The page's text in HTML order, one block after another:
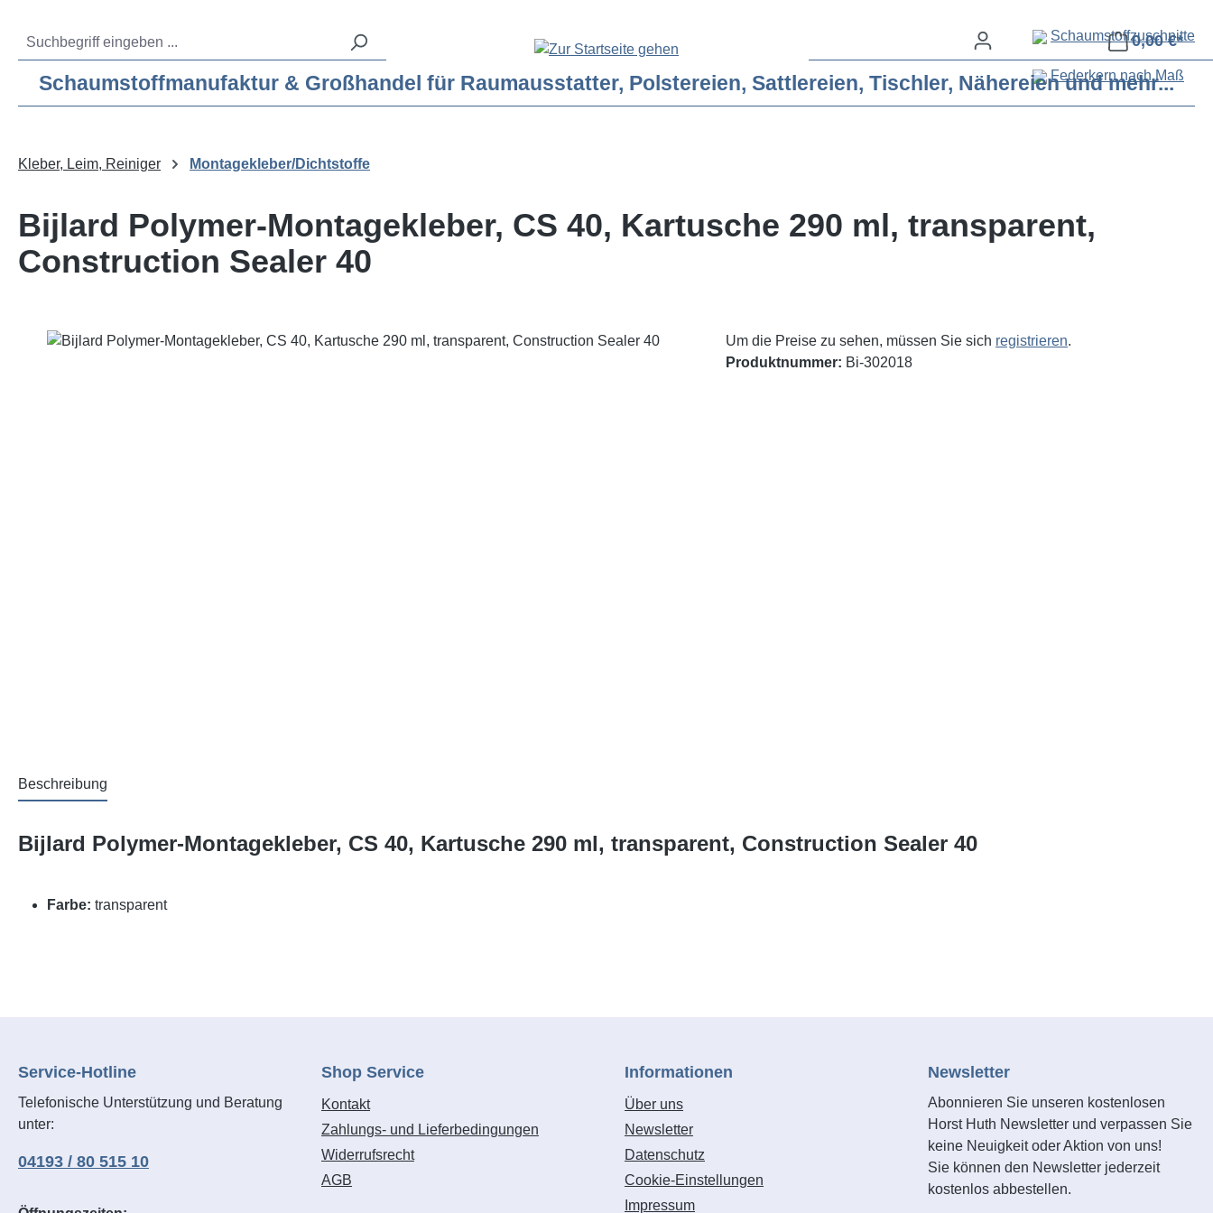
Service-Hotline: 04193 – 80 515 10 Schaumstoffzuschnitte
Federkern nach Maß
0,00 €*
Schaumstoffmanufaktur & Großhandel für Raumausstatter, Polstereien, Sattlereien, Tischler, Nähereien und mehr...
Kleber, Leim, Reiniger Montagekleber/Dichtstoffe
Bijlard Polymer-Montagekleber, CS 40, Kartusche 290 ml, transparent,
Construction Sealer 40
Bildergalerie überspringen Um die Preise zu sehen, müssen Sie sich registrieren.
Produktnummer: Bi-302018
Beschreibung
Bijlard Polymer-Montagekleber, CS 40, Kartusche 290 ml, transparent, Construction Sealer 40
Farbe: transparent
Service-Hotline
Telefonische Unterstützung und Beratung
unter:
04193 / 80 515 10
Shop Service
Kontakt
Zahlungs- und Lieferbedingungen
Widerrufsrecht
AGB
Informationen
Über uns
Newsletter
Datenschutz
Cookie-Einstellungen
Impressum
Newsletter
Abonnieren Sie unseren kostenlosen
Horst Huth Newsletter und verpassen Sie
keine Neuigkeit oder Aktion von uns!
Sie können den Newsletter jederzeit
kostenlos abbestellen.